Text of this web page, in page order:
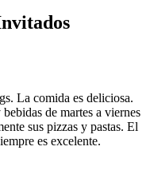
La comida es deliciosa.
de martes a viernes
sus pizzas y pastas. El
es excelente.